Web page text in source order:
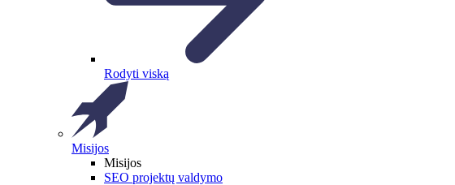
Rodyti viską
Misijos
Misijos
SEO projektų valdymo